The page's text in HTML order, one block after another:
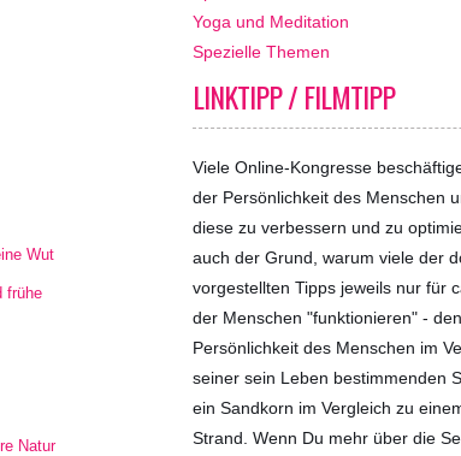
Wut
frühe
Natur
Yoga und Meditation
Spezielle Themen
LINKTIPP / FILMTIPP
Viele Online-Kongresse
der Persönlichkeit des Menschen
diese zu verbessern und zu
auch der Grund, warum viele der
vorgestellten Tipps jeweils nur für
der Menschen "funktionieren" -
Persönlichkeit des Menschen im
seiner sein Leben bestimmenden
ein Sandkorn im Vergleich zu
Strand. Wenn Du mehr über die